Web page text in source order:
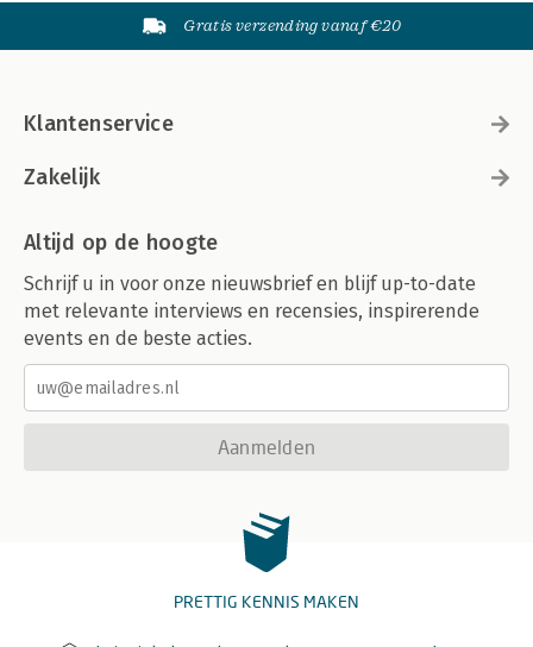
Gratis verzending vanaf €20
Klantenservice
Zakelijk
Altijd op de hoogte
Schrijf u in voor onze nieuwsbrief en blijf up-to-date
met relevante interviews en recensies, inspirerende
events en de beste acties.
Aanmelden
PRETTIG KENNIS MAKEN